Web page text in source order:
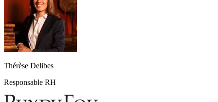
Thérèse Delibes
Responsable RH